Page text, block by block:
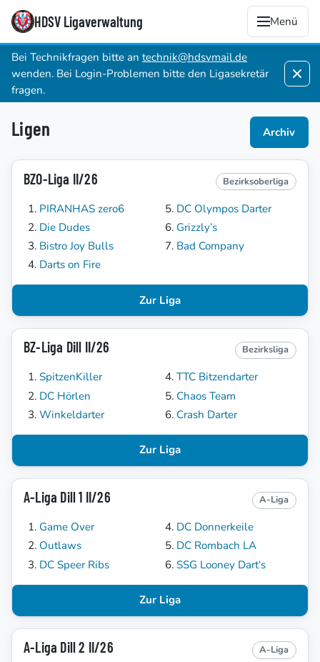
HDSV Ligaverwaltung Menü
Bei Technikfragen bitte an technik@hdsvmail.de
wenden. Bei Login-Problemen bitte den Ligasekretär
fragen.
Ligen Archiv
BZO-Liga II/26 Bezirksoberliga
PIRANHAS zero6
Die Dudes
Bistro Joy Bulls
Darts on Fire
DC Olympos Darter
Grizzly’s
Bad Company
Zur Liga
BZ-Liga Dill II/26 Bezirksliga
SpitzenKiller
DC Hörlen
Winkeldarter
TTC Bitzendarter
Chaos Team
Crash Darter
Zur Liga
A-Liga Dill 1 II/26 A-Liga
Game Over
Outlaws
DC Speer Ribs
DC Donnerkeile
DC Rombach LA
SSG Looney Dart‘s
Zur Liga
A-Liga Dill 2 II/26 A-Liga